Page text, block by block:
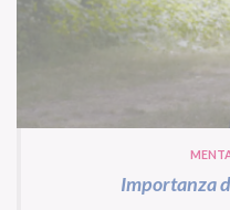
Importanza